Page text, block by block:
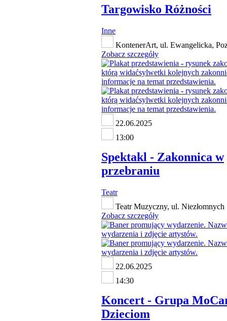
Targowisko Różności
Inne
KontenerArt, ul. Ewangelicka,
Zobacz szczegóły
22.06.2025
13:00
Spektakl - Zakonnica w
przebraniu
Teatr
Teatr Muzyczny, ul. Niezłomnych
Zobacz szczegóły
22.06.2025
14:30
Koncert - Grupa
Dzieciom